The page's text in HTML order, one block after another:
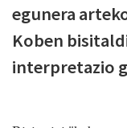
egunera
Koben
interpretazio